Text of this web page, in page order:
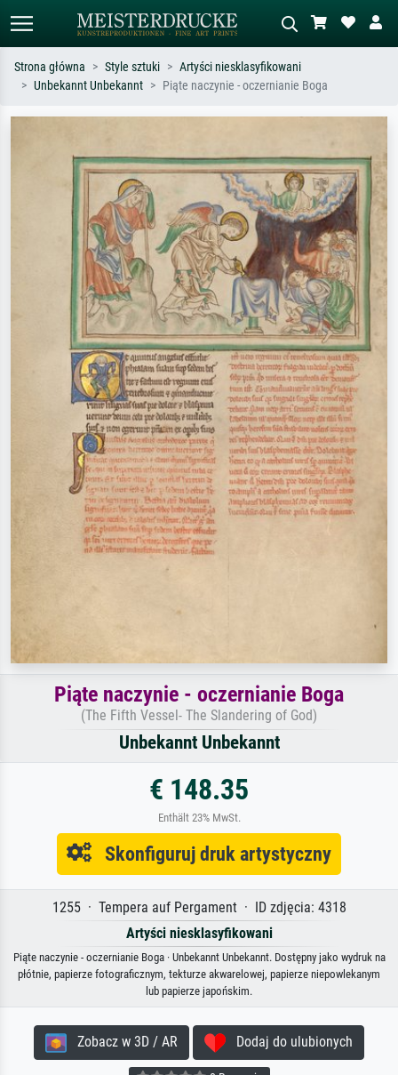
impresjonizm, fala Hokusaia, akt.
abstrakcja z czerwienią, ciemny olej,
stojący akt obok drzewa.
Strona główna Style sztuki
Artyści niesklasyfikowani
Unbekannt Unbekannt
Piąte naczynie - oczernianie Boga
Piąte naczynie - oczernianie Boga
(The Fifth Vessel- The Slandering of God)
Unbekannt Unbekannt
€ 148.35
Enthält 23% MwSt.
Skonfiguruj druk artystyczny
1255 · Tempera auf Pergament · ID zdjęcia: 4318
Artyści niesklasyfikowani
Piąte naczynie - oczernianie Boga · Unbekannt Unbekannt. Dostępny jako wydruk na
płótnie, papierze fotograficznym, tekturze akwarelowej, papierze niepowlekanym
lub papierze japońskim.
Zobacz w 3D / AR Dodaj do ulubionych